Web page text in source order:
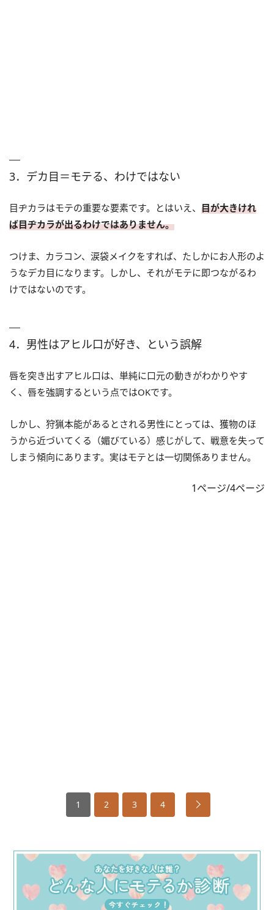
3．デカ目＝モテる、わけではない
目ヂカラはモテの重要な要素です。とはいえ、 目が大きけれ
ば目ヂカラが出るわけではありません。
つけま、カラコン、涙袋メイクをすれば、たしかにお人形のよ
うなデカ目になります。しかし、それがモテに即つながるわ
けではないのです。
4．男性はアヒル口が好き、という誤解
唇を突き出すアヒル口は、単純に口元の動きがわかりやす
く、唇を強調するという点ではOKです。
しかし、狩猟本能があるとされる男性にとっては、獲物のほ
うから近づいてくる（媚びている）感じがして、戦意を失って
しまう傾向にあります。実はモテとは一切関係ありません。
1ページ/4ページ
1 2 3 4